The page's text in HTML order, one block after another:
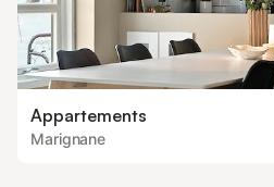
Appartements
Marignane